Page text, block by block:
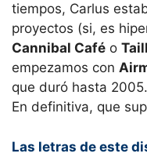
tiempos, Carlus
proyectos (si, es
Cannibal Café o
empezamos con
que duró hasta 2005.
En definitiva, que
Las letras de este